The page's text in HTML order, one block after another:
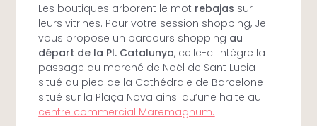
Les boutiques arborent le mot rebajas sur
leurs vitrines. Pour votre session shopping, Je
vous propose un parcours shopping au
départ de la Pl. Catalunya, celle-ci intègre la
passage au marché de Noël de Sant Lucia
situé au pied de la Cathédrale de Barcelone
situé sur la Plaça Nova ainsi qu’une halte au
centre commercial Maremagnum.